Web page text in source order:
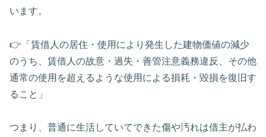
います。
👉「賃借人の居住・使用により発生した建物価値の減少
のうち、賃借人の故意・過失・善管注意義務違反、その他
通常の使用を超えるような使用による損耗・毀損を復旧す
ること」
つまり、普通に生活していてできた傷や汚れは借主が払わ